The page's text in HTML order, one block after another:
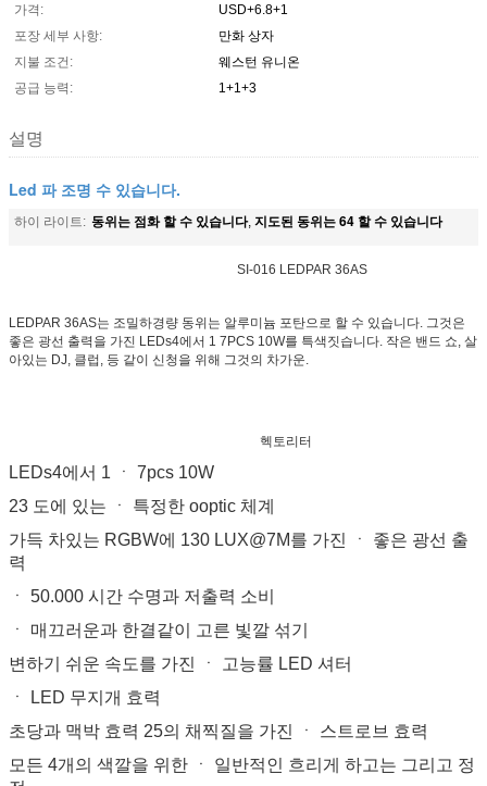
가격:
USD+6.8+1
포장 세부 사항:
만화 상자
지불 조건:
웨스턴 유니온
공급 능력:
1+1+3
설명
Led 파 조명 수 있습니다.
하이 라이트: 동위는 점화 할 수 있습니다, 지도된 동위는 64 할 수 있습니다
SI-016 LEDPAR 36AS
LEDPAR 36AS는 조밀하경량 동위는 알루미늄 포탄으로 할 수 있습니다. 그것은
좋은 광선 출력을 가진 LEDs4에서 1 7PCS 10W를 특색짓습니다. 작은 밴드 쇼, 살
아있는 DJ, 클럽, 등 같이 신청을 위해 그것의 차가운.
헥토리터
LEDs4에서 1 ㆍ 7pcs 10W
23 도에 있는 ㆍ 특정한 ooptic 체계
가득 차있는 RGBW에 130 LUX@7M를 가진 ㆍ 좋은 광선 출
력
ㆍ 50.000 시간 수명과 저출력 소비
ㆍ 매끄러운과 한결같이 고른 빛깔 섞기
변하기 쉬운 속도를 가진 ㆍ 고능률 LED 셔터
ㆍ LED 무지개 효력
초당과 맥박 효력 25의 채찍질을 가진 ㆍ 스트로브 효력
모든 4개의 색깔을 위한 ㆍ 일반적인 흐리게 하고는 그리고 정